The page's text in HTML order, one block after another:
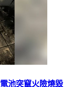
池突竄火險燒毀